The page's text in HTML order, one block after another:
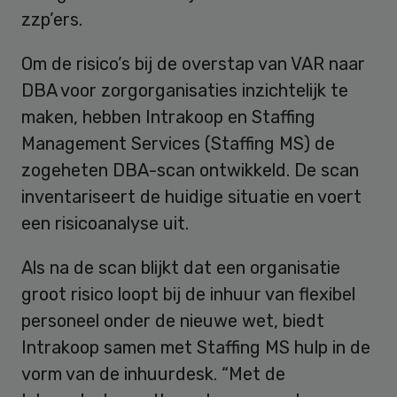
zzp’ers.
Om de risico’s bij de overstap van VAR naar
DBA voor zorgorganisaties inzichtelijk te
maken, hebben Intrakoop en Staffing
Management Services (Staffing MS) de
zogeheten DBA-scan ontwikkeld. De scan
inventariseert de huidige situatie en voert
een risicoanalyse uit.
Als na de scan blijkt dat een organisatie
groot risico loopt bij de inhuur van flexibel
personeel onder de nieuwe wet, biedt
Intrakoop samen met Staffing MS hulp in de
vorm van de inhuurdesk. “Met de